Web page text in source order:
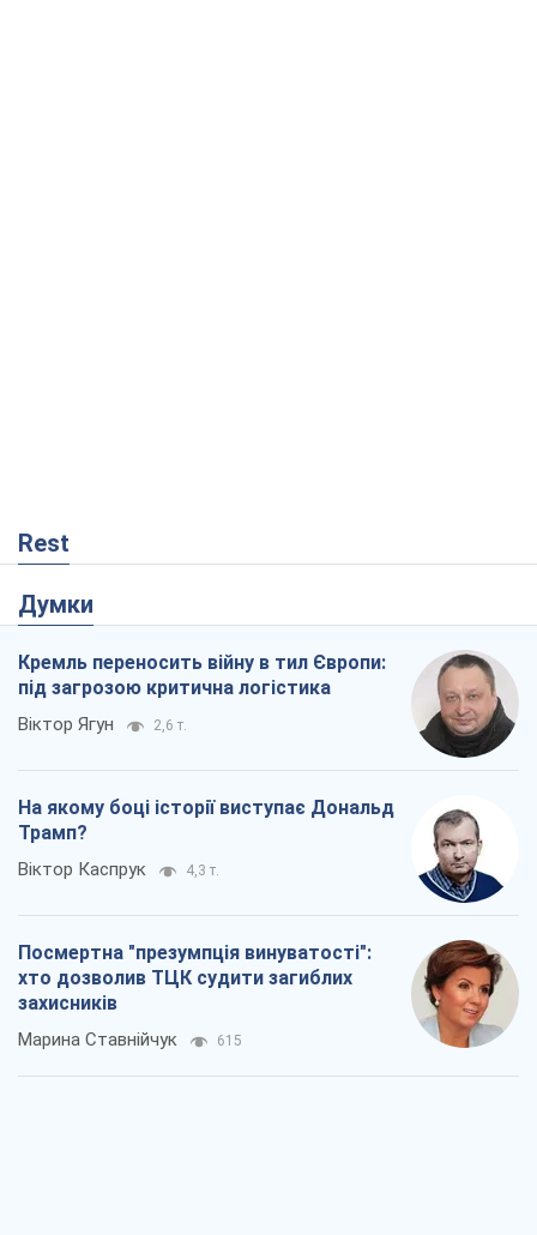
Rest
Думки
Кремль переносить війну в тил Європи:
під загрозою критична логістика
Віктор Ягун 2,6 т.
На якому боці історії виступає Дональд
Трамп?
Віктор Каспрук 4,3 т.
Посмертна "презумпція винуватості":
хто дозволив ТЦК судити загиблих
захисників
Марина Ставнійчук 615